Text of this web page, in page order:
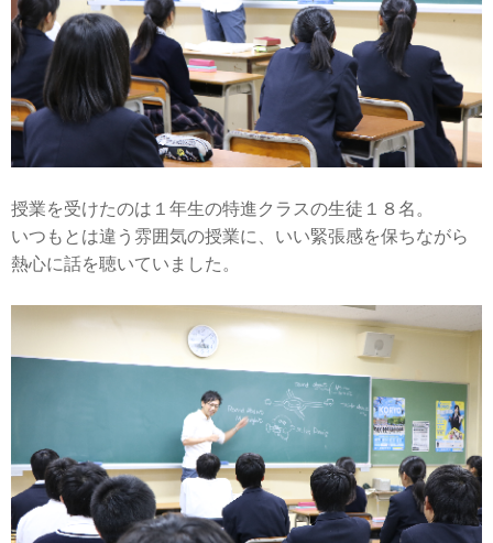
授業を受けたのは１年生の特進クラスの生徒１８名。
いつもとは違う雰囲気の授業に、いい緊張感を保ちながら
熱心に話を聴いていました。